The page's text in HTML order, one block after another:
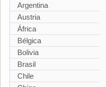
Argentina
Austria
África
Bélgica
Bolivia
Brasil
Chile